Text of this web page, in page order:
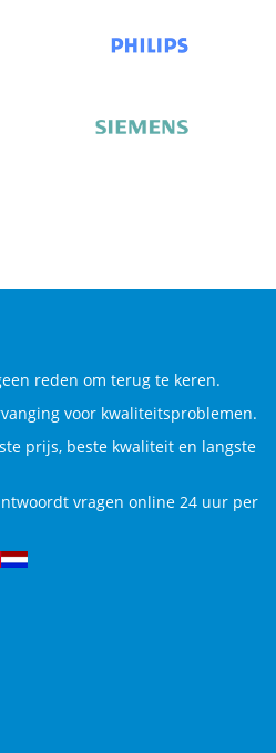
reden om terug te keren.
voor kwaliteitsproblemen.
prijs, beste kwaliteit en langste
vragen online 24 uur per